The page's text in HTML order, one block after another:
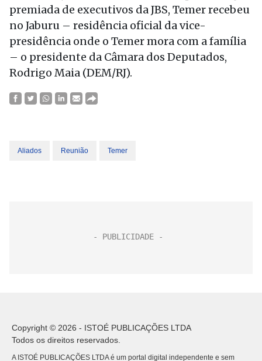
premiada de executivos da JBS, Temer recebeu
no Jaburu – residência oficial da vice-
presidência onde o Temer mora com a família
– o presidente da Câmara dos Deputados,
Rodrigo Maia (DEM/RJ).
Aliados Reunião Temer
Copyright © 2026 - ISTOÉ PUBLICAÇÕES LTDA
Todos os direitos reservados.
A ISTOÉ PUBLICAÇÕES LTDA é um portal digital independente e sem